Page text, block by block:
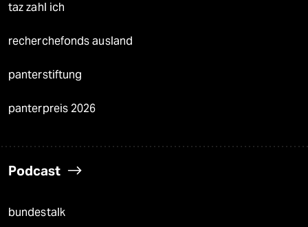
taz zahl ich
recherchefonds ausland
panterstiftung
panterpreis 2026
Podcast
bundestalk